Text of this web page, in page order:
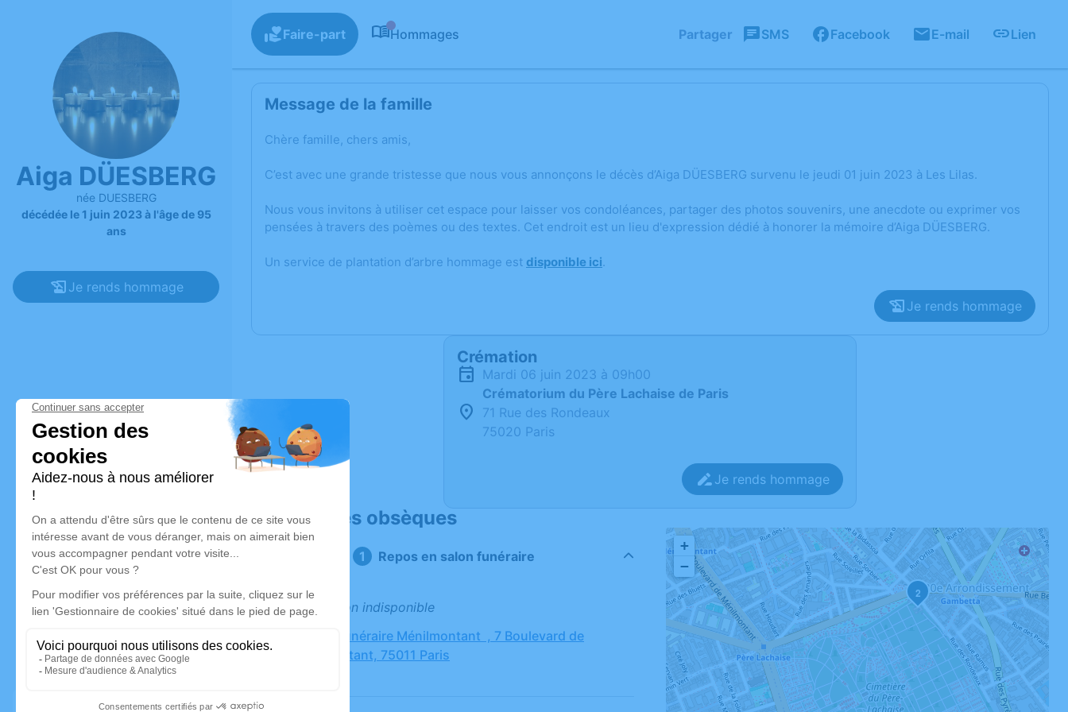
Aiga DÜESBERG
née DUESBERG
décédée le 1 juin 2023 à l'âge de 95
ans
Je rends hommage
Faire-part Hommages Partager SMS Facebook E-mail Lien
Message de la famille
Chère famille, chers amis,
C’est avec une grande tristesse que nous vous annonçons le décès d’Aiga DÜESBERG survenu le jeudi 01 juin 2023 à Les Lilas.
Nous vous invitons à utiliser cet espace pour laisser vos condoléances, partager des photos souvenirs, une anecdote ou exprimer vos
pensées à travers des poèmes ou des textes. Cet endroit est un lieu d'expression dédié à honorer la mémoire d’Aiga DÜESBERG.
Un service de plantation d’arbre hommage est disponible ici.
Je rends hommage
Crémation
mardi 06 juin 2023 à 09h00
Crématorium du Père Lachaise de Paris
71 Rue des Rondeaux
75020 Paris
Je rends hommage
Déroulé des obsèques
Repos en salon funéraire
Information indisponible
Maison Funéraire Ménilmontant , 7 Boulevard de
Ménilmontant, 75011 Paris
2
+
−